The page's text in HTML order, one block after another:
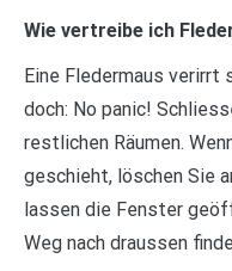
Wie vertreibe ich
Eine Fledermaus verirrt
doch: No panic!
restlichen Räumen.
geschieht, löschen Sie
lassen die Fenster
Weg nach draussen